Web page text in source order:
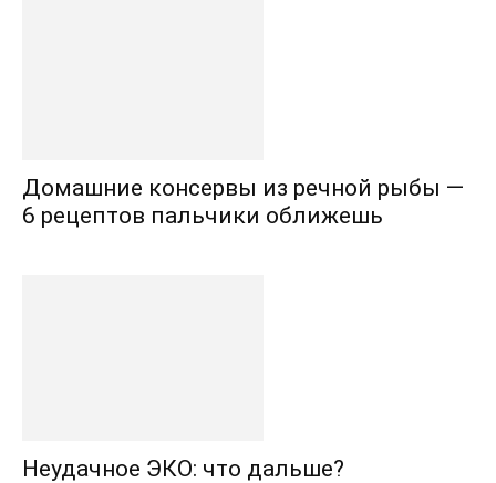
Домашние консервы из речной рыбы —
6 рецептов пальчики оближешь
Неудачное ЭКО: что дальше?